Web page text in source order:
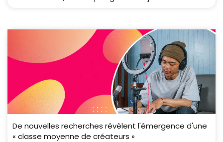
De nouvelles recherches révèlent l'émergence d'une
« classe moyenne de créateurs »